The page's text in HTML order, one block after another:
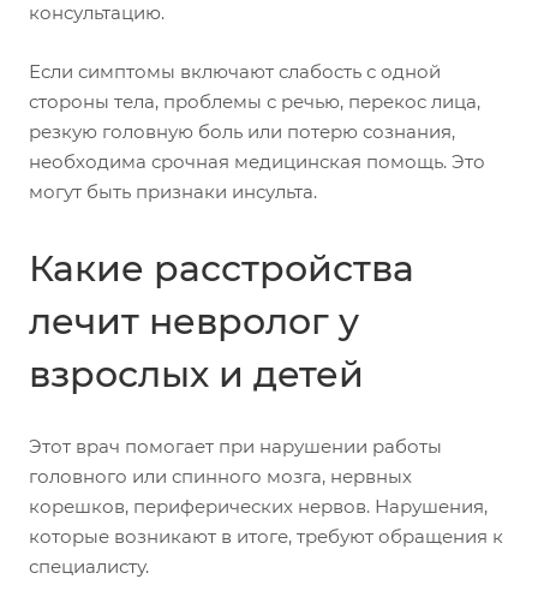
консультацию.
Если симптомы включают слабость с одной
стороны тела, проблемы с речью, перекос лица,
резкую головную боль или потерю сознания,
необходима срочная медицинская помощь. Это
могут быть признаки инсульта.
Какие расстройства
лечит невролог у
взрослых и детей
Этот врач помогает при нарушении работы
головного или спинного мозга, нервных
корешков, периферических нервов. Нарушения,
которые возникают в итоге, требуют обращения к
специалисту.